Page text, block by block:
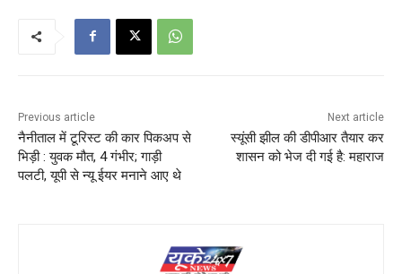
Previous article
नैनीताल में टूरिस्ट की कार पिकअप से
भिड़ी : युवक मौत, 4 गंभीर; गाड़ी
पलटी, यूपी से न्यू ईयर मनाने आए थे
Next article
स्यूंसी झील की डीपीआर तैयार कर
शासन को भेज दी गई है: महाराज